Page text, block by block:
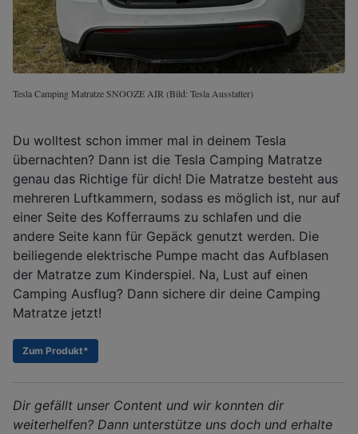
Tesla Camping Matratze SNOOZE AIR (Bild: Tesla Ausstatter)
Du wolltest schon immer mal in deinem Tesla
übernachten? Dann ist die Tesla Camping Matratze
genau das Richtige für dich! Die Matratze besteht aus
mehreren Luftkammern, sodass es möglich ist, nur auf
einer Seite des Kofferraums zu schlafen und die
andere Seite kann für Gepäck genutzt werden. Die
beiliegende elektrische Pumpe macht das Aufblasen
der Matratze zum Kinderspiel. Na, Lust auf einen
Camping Ausflug? Dann sichere dir deine Camping
Matratze jetzt!
Zum Produkt*
Dir gefällt unser Content und wir konnten dir
weiterhelfen? Dann unterstütze uns doch und erhalte